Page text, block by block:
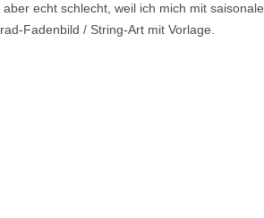
echt schlecht, weil ich mich mit
Fadenbild / String-Art mit Vorlage.